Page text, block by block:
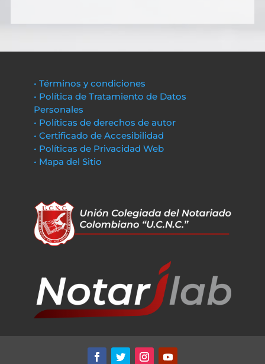
• Términos y condiciones
• Política de Tratamiento de Datos
Personales
• Políticas de derechos de autor
• Certificado de Accesibilidad
• Políticas de Privacidad Web
• Mapa del Sitio